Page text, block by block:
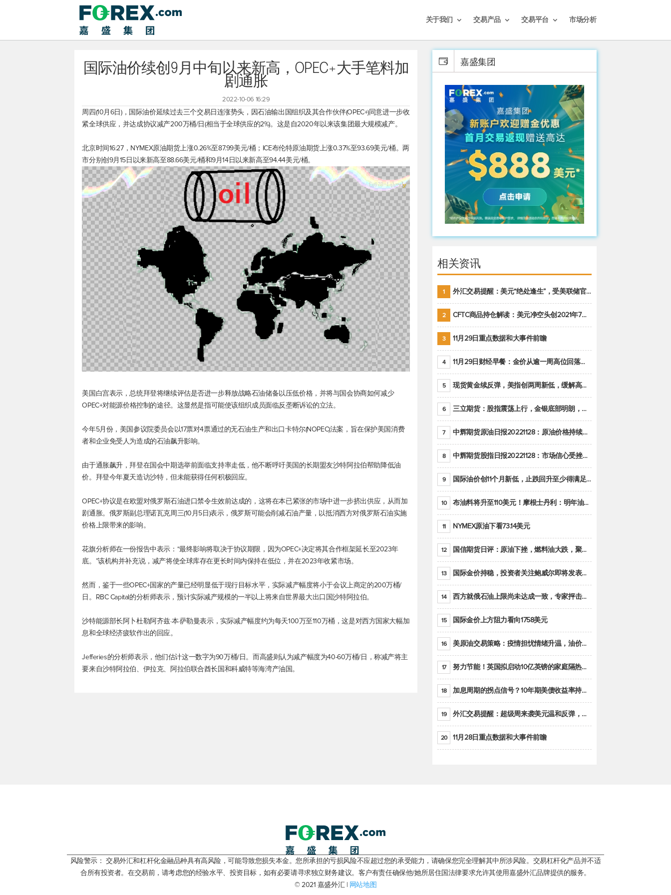
关于我们 交易产品 交易平台 市场分析
国际油价续创9月中旬以来新高，OPEC+大手笔料加
剧通胀
2022-10-06 16:29
周四(10月6日)，国际油价延续过去三个交易日连涨势头，因石油输出国组织及其合作伙伴(OPEC+)同意进一步收
紧全球供应，并达成协议减产200万桶/日(相当于全球供应的2%)。这是自2020年以来该集团最大规模减产。
北京时间16:27，NYMEX原油期货上涨0.26%至87.99美元/桶；ICE布伦特原油期货上涨0.37%至93.69美元/桶。两
市分别创9月15日以来新高至88.66美元/桶和9月14日以来新高至94.44美元/桶。
美国白宫表示，总统拜登将继续评估是否进一步释放战略石油储备以压低价格，并将与国会协商如何减少
OPEC+对能源价格控制的途径。这显然是指可能使该组织成员面临反垄断诉讼的立法。
今年5月份，美国参议院委员会以17票对4票通过的无石油生产和出口卡特尔(NOPEC)法案，旨在保护美国消费
者和企业免受人为造成的石油飙升影响。
由于通胀飙升，拜登在国会中期选举前面临支持率走低，他不断呼吁美国的长期盟友沙特阿拉伯帮助降低油
价。拜登今年夏天造访沙特，但未能获得任何积极回应。
OPEC+协议是在欧盟对俄罗斯石油进口禁令生效前达成的，这将在本已紧张的市场中进一步挤出供应，从而加
剧通胀。俄罗斯副总理诺瓦克周三(10月5日)表示，俄罗斯可能会削减石油产量，以抵消西方对俄罗斯石油实施
价格上限带来的影响。
花旗分析师在一份报告中表示：“最终影响将取决于协议期限，因为OPEC+决定将其合作框架延长至2023年
底。”该机构并补充说，减产将使全球库存在更长时间内保持在低位，并在2023年收紧市场。
然而，鉴于一些OPEC+国家的产量已经明显低于现行目标水平，实际减产幅度将小于会议上商定的200万桶/
日。RBC Capital的分析师表示，预计实际减产规模的一半以上将来自世界最大出口国沙特阿拉伯。
沙特能源部长阿卜杜勒阿齐兹·本·萨勒曼表示，实际减产幅度约为每天100万至110万桶，这是对西方国家大幅加
息和全球经济疲软作出的回应。
Jefferies的分析师表示，他们估计这一数字为90万桶/日。而高盛则认为减产幅度为40-60万桶/日，称减产将主
要来自沙特阿拉伯、伊拉克、阿拉伯联合酋长国和科威特等海湾产油国。
嘉盛集团
相关资讯
1 外汇交易提醒：美元“绝处逢生”，受美联储官员鹰派讲话支撑
2 CFTC商品持仓解读：美元净空头创2021年7月以来最大，黄金期货投机性净多头头寸减少
3 11月29日重点数据和大事件前瞻
4 11月29日财经早餐：金价从逾一周高位回落，美联储官员重申鹰派立场推动美元回升
5 现货黄金续反弹，美指创两周新低，缓解高通胀美国须治本
6 三立期货：股指震荡上行，金银底部明朗，原油偏弱走势(20221128收评)
7 中辉期货原油日报20221128：原油价格持续下降，市场关注OPEC+新一轮产能政策
8 中辉期货股指日报20221128：市场信心受挫，股指全线回调
9 国际油价创11个月新低，止跌回升至少得满足二大条件之一
10 布油料将升至110美元！摩根士丹利：明年油市面临七大不确定性
11 NYMEX原油下看73.14美元
12 国信期货日评：原油下挫，燃料油大跌，聚烯烃谨慎回调
13 国际金价持稳，投资者关注鲍威尔即将发表的讲话
14 西方就俄石油上限尚未达成一致，专家抨击限价是无用功
15 国际金价上方阻力看向1758美元
16 美原油交易策略：疫情担忧情绪升温，油价跌创年内新低
17 努力节能！英国拟启动10亿英镑的家庭隔热工程 减少能源消耗
18 加息周期的拐点信号？10年期美债收益率持续低于联邦基金利率目标区间
19 外汇交易提醒：超级周来袭美元温和反弹，警惕筑底可能性
20 11月28日重点数据和大事件前瞻
风险警示： 交易外汇和杠杆化金融品种具有高风险，可能导致您损失本金。您所承担的亏损风险不应超过您的承受能力，请确保您完全理解其中所涉风险。交易杠杆化产品并不适
合所有投资者。在交易前，请考虑您的经验水平、投资目标，如有必要请寻求独立财务建议。客户有责任确保他/她所居住国法律要求允许其使用嘉盛外汇品牌提供的服务。
© 2021 嘉盛外汇 | 网站地图